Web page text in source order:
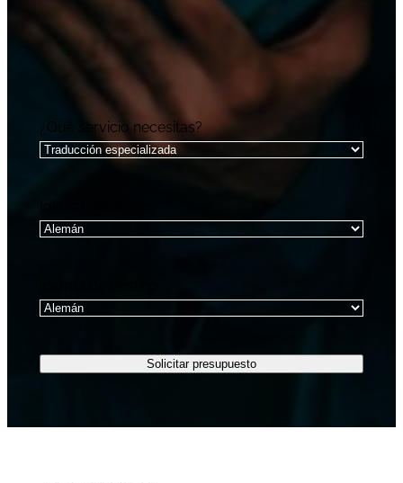
¿Qué servicio necesitas?